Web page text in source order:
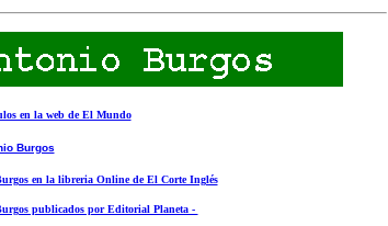
en la web de El Mundo
Burgos
en la libreria Online de El Corte Inglés
publicados por Editorial Planeta -